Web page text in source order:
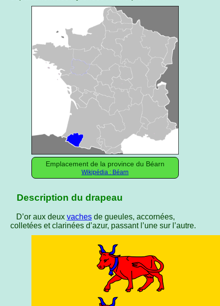
Emplacement de la province du Béarn
Wikipédia : Béarn
Description du drapeau
D’or aux deux vachesde gueules, accornées,
colletées et clarinées d’azur, passant l’une sur l’autre.